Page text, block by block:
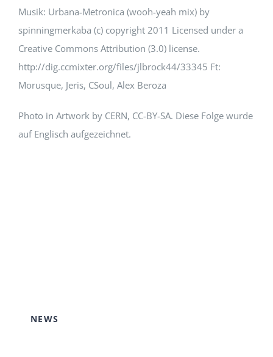
Musik: Urbana-Metronica (wooh-yeah mix) by
spinningmerkaba (c) copyright 2011 Licensed under a
Creative Commons Attribution (3.0) license.
http://dig.ccmixter.org/files/jlbrock44/33345 Ft:
Morusque, Jeris, CSoul, Alex Beroza
Photo in Artwork by CERN, CC-BY-SA. Diese Folge wurde
auf Englisch aufgezeichnet.
NEWS